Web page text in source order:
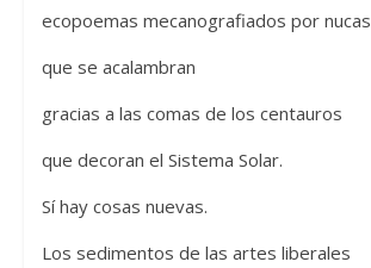
ecopoemas mecanografiados por nucas
que se acalambran
gracias a las comas de los centauros
que decoran el Sistema Solar.
Sí hay cosas nuevas.
Los sedimentos de las artes liberales